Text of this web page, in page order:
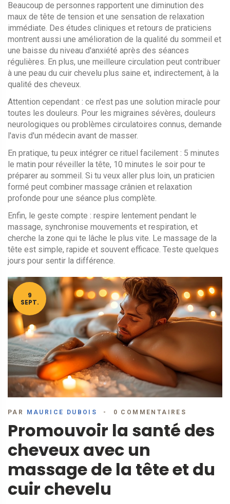
Beaucoup de personnes rapportent une diminution des
maux de tête de tension et une sensation de relaxation
immédiate. Des études cliniques et retours de praticiens
montrent aussi une amélioration de la qualité du sommeil et
une baisse du niveau d'anxiété après des séances
régulières. En plus, une meilleure circulation peut contribuer
à une peau du cuir chevelu plus saine et, indirectement, à la
qualité des cheveux.
Attention cependant : ce n'est pas une solution miracle pour
toutes les douleurs. Pour les migraines sévères, douleurs
neurologiques ou problèmes circulatoires connus, demande
l'avis d'un médecin avant de masser.
En pratique, tu peux intégrer ce rituel facilement : 5 minutes
le matin pour réveiller la tête, 10 minutes le soir pour te
préparer au sommeil. Si tu veux aller plus loin, un praticien
formé peut combiner massage crânien et relaxation
profonde pour une séance plus complète.
Enfin, le geste compte : respire lentement pendant le
massage, synchronise mouvements et respiration, et
cherche la zone qui te lâche le plus vite. Le massage de la
tête est simple, rapide et souvent efficace. Teste quelques
jours pour sentir la différence.
9
SEPT.
PAR MAURICE DUBOIS 0 COMMENTAIRES
Promouvoir la santé des
cheveux avec un
massage de la tête et du
cuir chevelu